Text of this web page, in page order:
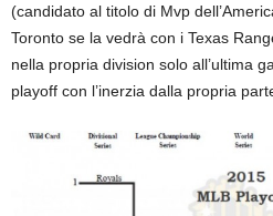
(candidato al titolo di Mvp
Toronto se la vedrà con i Texas
nella propria division solo all’ultima
playoff con l’inerzia dalla propria